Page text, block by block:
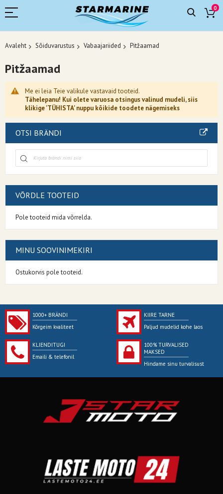
0
Avaleht Sõiduvarustus Vabaajariided Pitžaamad
Pitžaamad
Me ei leia Teie valikule vastavaid tooteid.
Tähelepanu! Kui olete varuosa otsingus valinud mudeli, siis
klikige 'TÜHISTA' nuppu kõikide toodete nägemiseks
OTSI BRÄNDI
VÕRDLE TOOTEID
Pole tooteid mida võrrelda.
MINU SOOVINIMEKIRI
Ostukorvis pole tooteid.
1000+ BRÄNDI
Kõrgeim kvaliteet
KIIRE TARNE
Paljud mudelid kohe laos
KLIENDITUGI
Emaili & telefonil
100% TURVALISED
MAKSED
Hindame sinu turvalisust